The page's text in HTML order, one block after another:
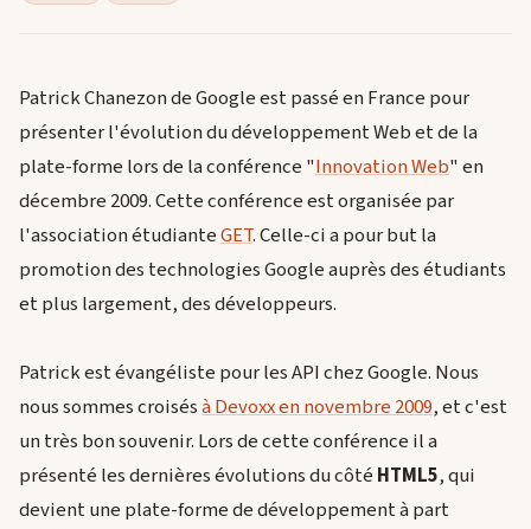
Patrick Chanezon de Google est passé en France pour
présenter l'évolution du développement Web et de la
plate-forme lors de la conférence "Innovation Web" en
décembre 2009. Cette conférence est organisée par
l'association étudianteGET. Celle-ci a pour but la
promotion des technologies Google auprès des étudiants
et plus largement, des développeurs.
Patrick est évangéliste pour les API chez Google. Nous
nous sommes croisésà Devoxx en novembre 2009, et c'est
un très bon souvenir. Lors de cette conférence il a
présenté les dernières évolutions du côté HTML5, qui
devient une plate-forme de développement à part